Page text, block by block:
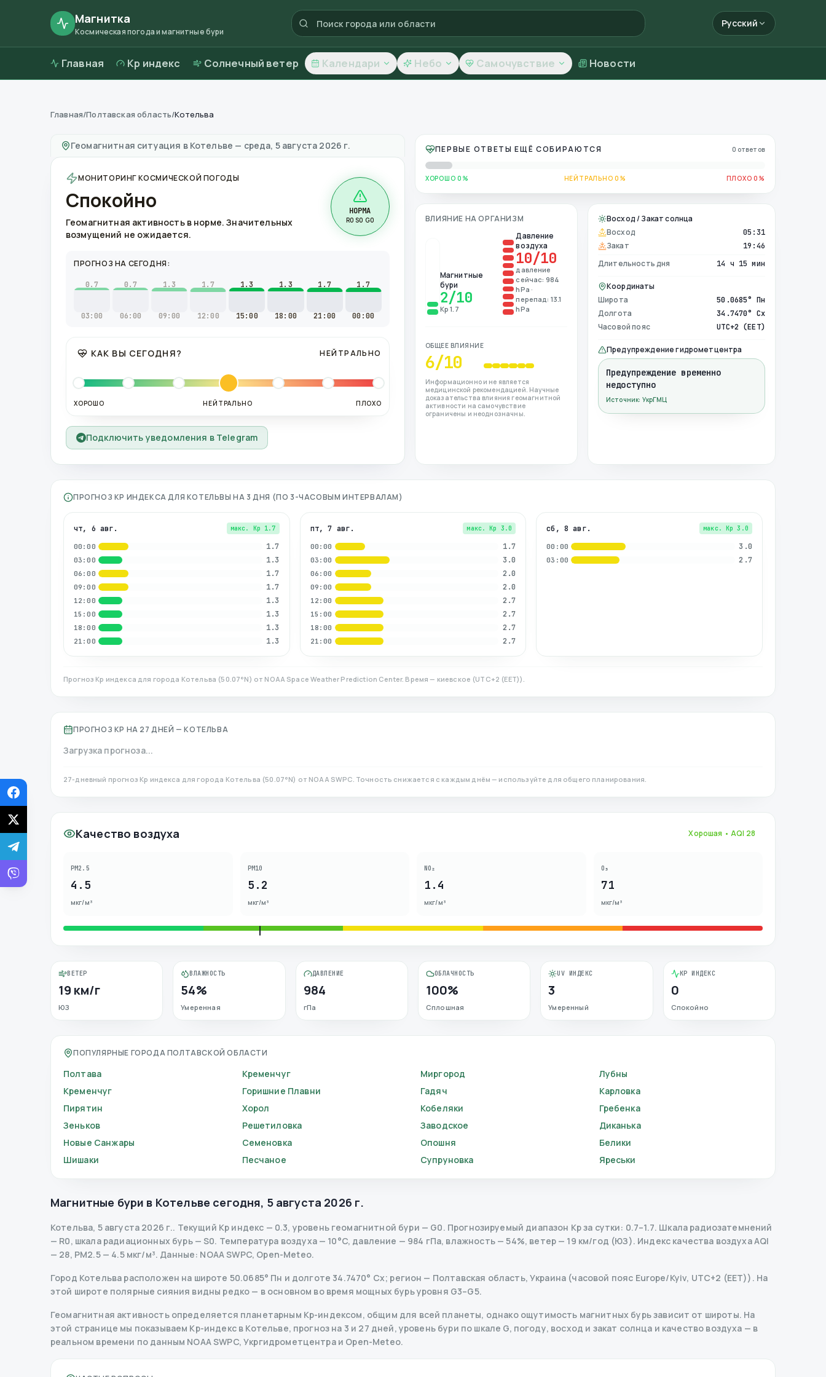
Магнитка
Космическая погода и магнитные бури
Русский
Главная Kp индекс Солнечный ветер Календари Небо Самочувствие Новости
Магнитные бури вКотельве—погода и качество воздуха
Главная/Полтавская область/Котельва
Геомагнитная ситуация в Котельве — среда, 5 августа 2026 г.
МОНИТОРИНГ КОСМИЧЕСКОЙ ПОГОДЫ
Спокойно
Геомагнитная активность в норме. Значительных
возмущений не ожидается.
НОРМА
R0 S0 G0
ПРОГНОЗ НА СЕГОДНЯ:
0.7
03:00
0.7
06:00
1.3
09:00
1.7
12:00
1.3
15:00
1.3
18:00
1.7
21:00
1.7
00:00
КАК ВЫ СЕГОДНЯ? НЕЙТРАЛЬНО
ХОРОШО НЕЙТРАЛЬНО ПЛОХО
Подключить уведомления в Telegram
ПЕРВЫЕ ОТВЕТЫ ЕЩЁ СОБИРАЮТСЯ 0 ответов
ХОРОШО 0% НЕЙТРАЛЬНО 0% ПЛОХО 0%
ВЛИЯНИЕ НА ОРГАНИЗМ
Магнитные
бури
2/10
Kp 1.7
Давление
воздуха
10/10
давление
сейчас: 984
hPa ·
перепад: 13.1
hPa
ОБЩЕЕ ВЛИЯНИЕ
6/10
Информационно и не является
медицинской рекомендацией. Научные
доказательства влияния геомагнитной
активности на самочувствие
ограничены и неоднозначны.
Восход / Закат солнца
Восход
05:31
Закат 19:46
Длительность дня 14 ч 15 мин
Координаты
Широта
50.0685° Пн
Долгота 34.7470° Сх
Часовой пояс UTC+2 (EET)
Предупреждение гидрометцентра
Предупреждение временно
недоступно
Источник: УкрГМЦ
ПРОГНОЗ KP ИНДЕКСА ДЛЯ КОТЕЛЬВЫ НА 3 ДНЯ (ПО 3-ЧАСОВЫМ ИНТЕРВАЛАМ)
чт, 6 авг. макс. Kp 1.7
00:00 1.7
03:00 1.3
06:00 1.7
09:00 1.7
12:00 1.3
15:00 1.3
18:00 1.3
21:00 1.3
пт, 7 авг. макс. Kp 3.0
00:00 1.7
03:00 3.0
06:00 2.0
09:00 2.0
12:00 2.7
15:00 2.7
18:00 2.7
21:00 2.7
сб, 8 авг. макс. Kp 3.0
00:00 3.0
03:00 2.7
Прогноз Kp индекса для города Котельва (50.07°N) от NOAA Space Weather Prediction Center. Время — киевское (UTC+2 (EET)).
ПРОГНОЗ KP НА 27 ДНЕЙ — КОТЕЛЬВА
Загрузка прогноза...
27-дневный прогноз Kp индекса для города Котельва (50.07°N) от NOAA SWPC. Точность снижается с каждым днём — используйте для общего планирования.
Качество воздуха Хорошая • AQI 28
PM2.5
4.5
мкг/м³
PM10
5.2
мкг/м³
NO₂
1.4
мкг/м³
O₃
71
мкг/м³
ВЕТЕР
19 км/г
ЮЗ
ВЛАЖНОСТЬ
54%
Умеренная
ДАВЛЕНИЕ
984
гПа
ОБЛАЧНОСТЬ
100%
Сплошная
UV ИНДЕКС
3
Умеренный
KP ИНДЕКС
0
Спокойно
ПОПУЛЯРНЫЕ ГОРОДА ПОЛТАВСКОЙ ОБЛАСТИ
Полтава Кременчуг Миргород
Лубны
Кременчуг
Горишние Плавни Гадяч
Карловка
Пирятин
Хорол Кобеляки
Гребенка
Зеньков
Решетиловка Заводское
Диканька
Новые Санжары
Семеновка Опошня
Белики
Шишаки
Песчаное Супруновка Яреськи
Магнитные бури в Котельве сегодня, 5 августа 2026 г.
Котельва, 5 августа 2026 г.. Текущий Kp индекс — 0.3, уровень геомагнитной бури — G0. Прогнозируемый диапазон Kp за сутки: 0.7–1.7. Шкала радиозатемнений
— R0, шкала радиационных бурь— S0. Температура воздуха — 10°C, давление — 984 гПа, влажность — 54%, ветер — 19 км/год (ЮЗ). Индекс качества воздуха AQI
— 28, PM2.5 — 4.5 мкг/м³. Данные: NOAA SWPC, Open-Meteo.
Город Котельва расположен на широте 50.0685° Пн и долготе 34.7470° Сх; регион — Полтавская область, Украина (часовой пояс Europe/Kyiv, UTC+2 (EET)). На
этой широте полярные сияния видны редко — в основном во время мощных бурь уровня G3–G5.
Геомагнитная активность определяется планетарным Kp-индексом, общим для всей планеты, однако ощутимость магнитных бурь зависит от широты. На
этой странице мы показываем Kp-индекс в Котельве, прогноз на 3 и 27 дней, уровень бури по шкале G, погоду, восход и закат солнца и качество воздуха — в
реальном времени по данным NOAA SWPC, Укргидрометцентра и Open-Meteo.